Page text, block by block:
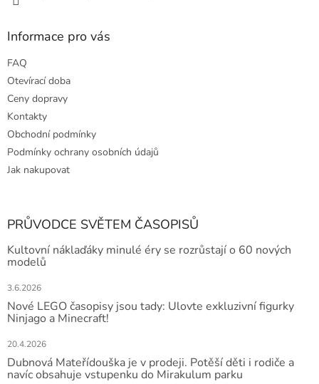
Informace pro vás
FAQ
Otevírací doba
Ceny dopravy
Kontakty
Obchodní podmínky
Podmínky ochrany osobních údajů
Jak nakupovat
PRŮVODCE SVĚTEM ČASOPISŮ
Kultovní náklaďáky minulé éry se rozrůstají o 60 nových
modelů
3.6.2026
Nové LEGO časopisy jsou tady: Ulovte exkluzivní figurky
Ninjago a Minecraft!
20.4.2026
Dubnová Mateřídouška je v prodeji. Potěší děti i rodiče a
navíc obsahuje vstupenku do Mirakulum parku